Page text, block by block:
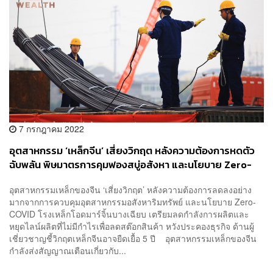
7 กรกฎาคม 2022
อุตสาหกรรม ‘เหล็กจีน’ เสี่ยงวิกฤต หลังความต้องการหดตัว
ฉับพลัน พิษมาตรการคุมฟองสบู่อสังหา และนโยบาย Zero-
อุตสาหกรรมเหล็กของจีน ‘เสี่ยงวิกฤต’ หลังความต้องการลดลงอย่าง
มากจากการควบคุมอุตสาหกรรมอสังหาริมทรัพย์ และนโยบาย Zero-
COVID โรงเหล็กโอดมาร์จิ้นบางเฉียบ เตรียมลดกำลังการผลิตและ
หยุดไลน์ผลิตที่ไม่มีกำไรเพื่อลดสต๊อกสินค้า หวังประคองธุรกิจ ด้านผู้
เชี่ยวชาญชี้วิกฤตเหล็กจีนอาจยืดเยื้อ 5 ปี อุตสาหกรรมเหล็กของจีน
กำลังส่งสัญญาณเตือนเกี่ยวกับ...